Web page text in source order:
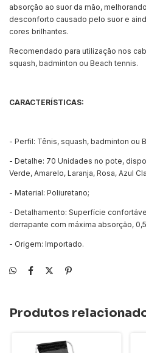
absorção ao suor da mão,
desconforto causado pelo suor e
cores brilhantes.
Recomendado para utilização nos
squash, badminton ou Beach tennis.
CARACTERÍSTICAS:
- Perfil: Tênis, squash, badminton ou
- Detalhe: 70 Unidades no pote,
Verde, Amarelo, Laranja, Rosa, Azul
- Material: Poliuretano;
- Detalhamento: Superfície
derrapante com máxima absorção,
- Origem: Importado.
Produtos